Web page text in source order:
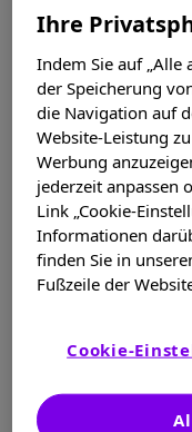
machen, dass
chronischen
glücklich sein
Ihre
Indem Sie auf „Alle
der Speicherung
die Navigation auf
Website-Leistung
Werbung
jederzeit anpassen
Link „Cookie-
Informationen
finden Sie in
Fußzeile der
Cookie-